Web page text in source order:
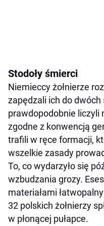
Stodoły śmierci
Niemieccy żołnierze
zapędzali ich do dwóch
prawdopodobnie liczyli
zgodne z konwencją
trafili w ręce formacji,
wszelkie zasady
To, co wydarzyło się
wzbudzania grozy.
materiałami
32 polskich żołnierzy
w płonącej pułapce.